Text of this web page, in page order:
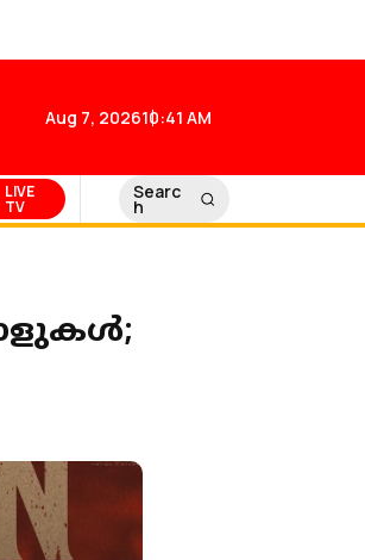
Aug 7, 202610:41 AM
LIVE
TV
Searc
h